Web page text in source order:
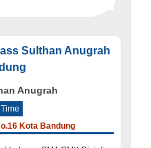
Sulthan Anugrah
Anugrah
Kota Bandung